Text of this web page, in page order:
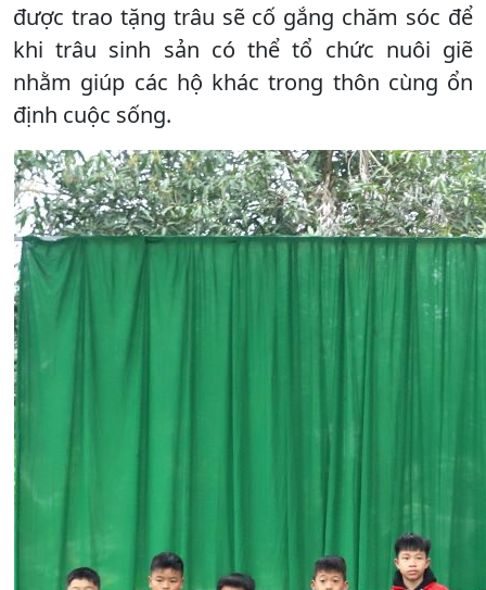
được trao tặng trâu sẽ cố gắng chăm sóc để
khi trâu sinh sản có thể tổ chức nuôi giẽ
nhằm giúp các hộ khác trong thôn cùng ổn
định cuộc sống.